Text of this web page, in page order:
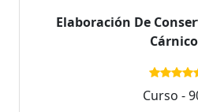
Elaboración De
Curso -